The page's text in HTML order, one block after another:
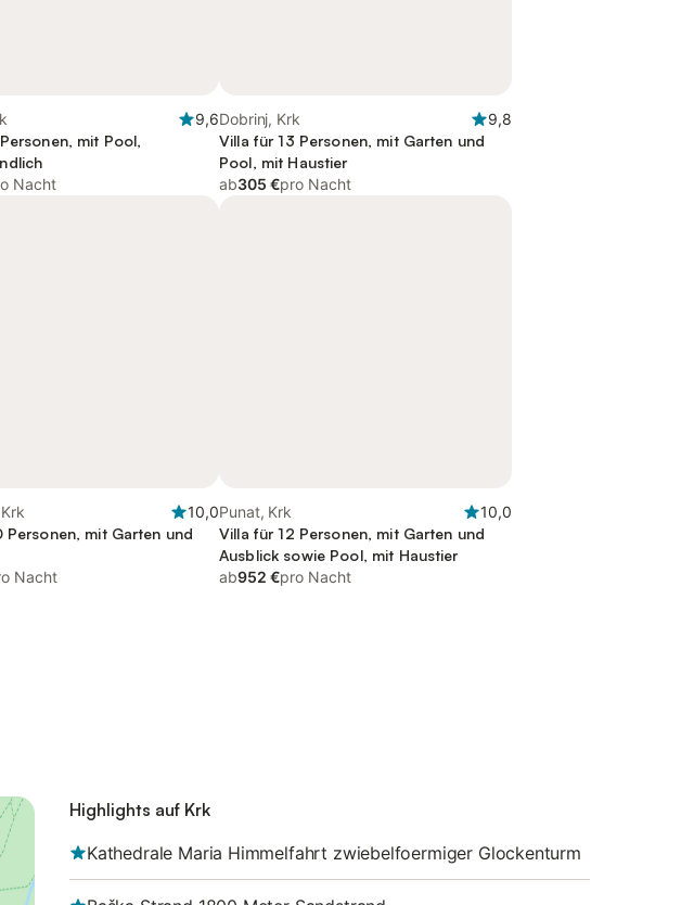
9,6
mit Pool,
Nacht
Dobrinj, Krk
9,8
Villa für 13 Personen, mit Garten und
Pool, mit Haustier
ab305 €pro Nacht
10,0
Personen, mit Garten und
Nacht
Punat, Krk
10,0
Villa für 12 Personen, mit Garten und
Ausblick sowie Pool, mit Haustier
ab952 €pro Nacht
Highlights auf Krk
Kathedrale Maria Himmelfahrt zwiebelfoermiger Glockenturm